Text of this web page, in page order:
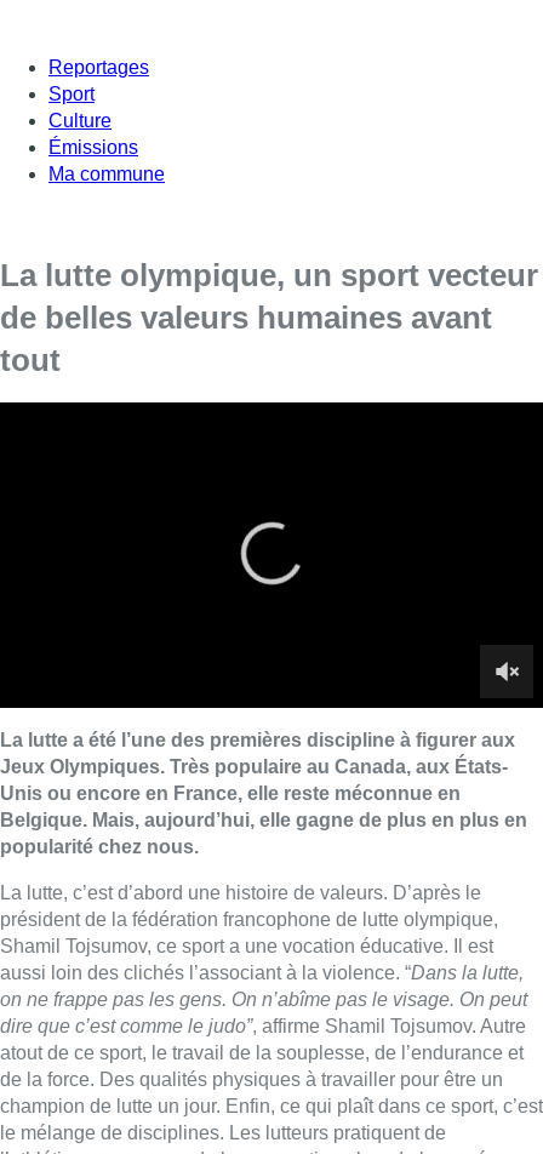
Reportages
Sport
Culture
Émissions
Ma commune
La lutte olympique, un sport vecteur
de belles valeurs humaines avant
tout
La lutte, c’est d’abord une histoire de valeurs. D’après le
Dans la lutte,
on ne frappe pas les gens. On n’abîme pas le visage. On peut
, affirme Shamil Tojsumov. Autre
atout de ce sport, le travail de la souplesse, de l’endurance et
de la force. Des qualités physiques à travailler pour être un
champion de lutte un jour. Enfin, ce qui plaît dans ce sport, c’est
le mélange de disciplines. Les lutteurs pratiquent de
l’athlétisme ou encore de la gymnastique lors de leurs séances
d’entraînement.
■ Reportage de
Laura Vandormael, Thibault Nagy et
Stéphanie Mira
Lire aussi :
Un nouveau club de MMA ouvre
ses portes à Evere : “C’est pas
comme on voit à la télé”